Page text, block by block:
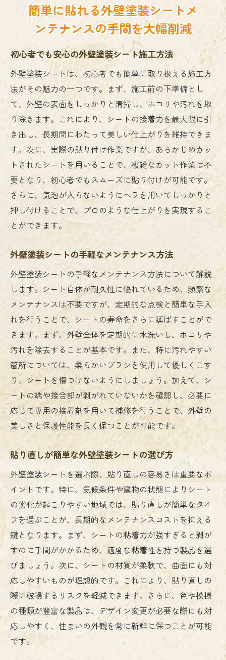
簡単に貼れる外壁塗装シートメ
ンテナンスの手間を大幅削減
初心者でも安心の外壁塗装シート施工方法
外壁塗装シートは、初心者でも簡単に取り扱える施工方
法がその魅力の一つです。まず、施工前の下準備とし
て、外壁の表面をしっかりと清掃し、ホコリや汚れを取
り除きます。これにより、シートの接着力を最大限に引
き出し、長期間にわたって美しい仕上がりを維持できま
す。次に、実際の貼り付け作業ですが、あらかじめカッ
トされたシートを用いることで、複雑なカット作業は不
要となり、初心者でもスムーズに貼り付けが可能です。
さらに、気泡が入らないようにヘラを用いてしっかりと
押し付けることで、プロのような仕上がりを実現するこ
とができます。
外壁塗装シートの手軽なメンテナンス方法
外壁塗装シートの手軽なメンテナンス方法について解説
します。シート自体が耐久性に優れているため、頻繁な
メンテナンスは不要ですが、定期的な点検と簡単な手入
れを行うことで、シートの寿命をさらに延ばすことがで
きます。まず、外壁全体を定期的に水洗いし、ホコリや
汚れを除去することが基本です。また、特に汚れやすい
箇所については、柔らかいブラシを使用して優しくこす
り、シートを傷つけないようにしましょう。加えて、シ
ートの端や接合部が剥がれていないかを確認し、必要に
応じて専用の接着剤を用いて補修を行うことで、外壁の
美しさと保護性能を長く保つことが可能です。
貼り直しが簡単な外壁塗装シートの選び方
外壁塗装シートを選ぶ際、貼り直しの容易さは重要なポ
イントです。特に、気候条件や建物の状態によりシート
の劣化が起こりやすい地域では、貼り直しが簡単なタイ
プを選ぶことが、長期的なメンテナンスコストを抑える
鍵となります。まず、シートの粘着力が強すぎると剥が
すのに手間がかかるため、適度な粘着性を持つ製品を選
びましょう。次に、シートの材質が柔軟で、曲面にも対
応しやすいものが理想的です。これにより、貼り直しの
際に破損するリスクを軽減できます。さらに、色や模様
の種類が豊富な製品は、デザイン変更が必要な際にも対
応しやすく、住まいの外観を常に新鮮に保つことが可能
です。